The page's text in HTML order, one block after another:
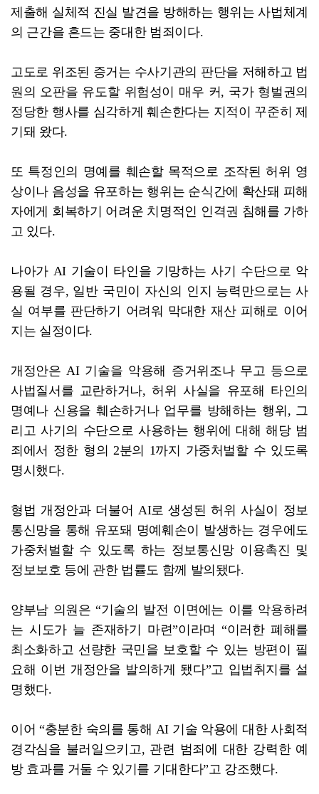
제출해 실체적 진실 발견을 방해하는 행위는 사법체계
의 근간을 흔드는 중대한 범죄이다.
고도로 위조된 증거는 수사기관의 판단을 저해하고 법
원의 오판을 유도할 위험성이 매우 커, 국가 형벌권의
정당한 행사를 심각하게 훼손한다는 지적이 꾸준히 제
기돼 왔다.
또 특정인의 명예를 훼손할 목적으로 조작된 허위 영
상이나 음성을 유포하는 행위는 순식간에 확산돼 피해
자에게 회복하기 어려운 치명적인 인격권 침해를 가하
고 있다.
나아가 AI 기술이 타인을 기망하는 사기 수단으로 악
용될 경우, 일반 국민이 자신의 인지 능력만으로는 사
실 여부를 판단하기 어려워 막대한 재산 피해로 이어
지는 실정이다.
개정안은 AI 기술을 악용해 증거위조나 무고 등으로
사법질서를 교란하거나, 허위 사실을 유포해 타인의
명예나 신용을 훼손하거나 업무를 방해하는 행위, 그
리고 사기의 수단으로 사용하는 행위에 대해 해당 범
죄에서 정한 형의 2분의 1까지 가중처벌할 수 있도록
명시했다.
형법 개정안과 더불어 AI로 생성된 허위 사실이 정보
통신망을 통해 유포돼 명예훼손이 발생하는 경우에도
가중처벌할 수 있도록 하는 정보통신망 이용촉진 및
정보보호 등에 관한 법률도 함께 발의됐다.
양부남 의원은 “기술의 발전 이면에는 이를 악용하려
는 시도가 늘 존재하기 마련”이라며 “이러한 폐해를
최소화하고 선량한 국민을 보호할 수 있는 방편이 필
요해 이번 개정안을 발의하게 됐다”고 입법취지를 설
명했다.
이어 “충분한 숙의를 통해 AI 기술 악용에 대한 사회적
경각심을 불러일으키고, 관련 범죄에 대한 강력한 예
방 효과를 거둘 수 있기를 기대한다”고 강조했다.